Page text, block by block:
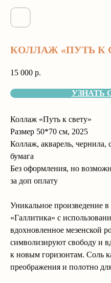
КОЛЛАЖ «ПУТЬ К
15 000 р.
УЗНАТЬ
Коллаж «Путь к свету»
Размер 50*70 см, 2025
Коллаж, акварель, чернила,
бумага
Без оформления, но
за доп оплату
Уникальное произведение в
«Галлитика» с
вдохновленное мезенской
символизируют свободу и
к новым горизонтам. Соль
преображения и полотно